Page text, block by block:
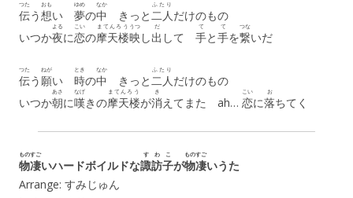
伝
つた
う想
おも
い 夢
ゆめ
の中
なか
きっと二人
ふたり
だけのもの
いつか夜
よる
に恋
こい
の摩天楼
まてんろう
映
うつ
し出
だ
して 手
て
と手
て
を繋
つな
いだ
伝
つた
う願
ねが
い 時
とき
の中
なか
きっと二人
ふたり
だけのもの
いつか朝
あさ
に嘆
なげ
きの摩天楼
まてんろう
が消
き
えてまた ah… 恋
こい
に落
お
ちてく
物凄
ものすご
いハードボイルドな諏訪子
すわこ
が物凄
ものすご
いうた
Arrange: すみじゅん